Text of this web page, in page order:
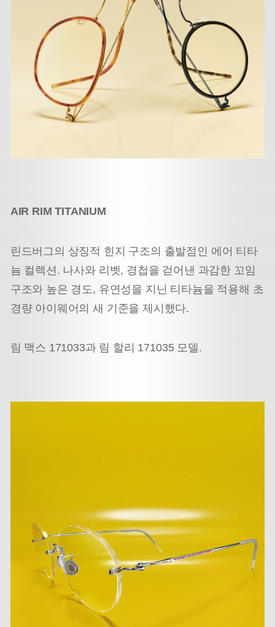
AIR RIM TITANIUM
린드버그의 상징적 힌지 구조의 출발점인 에어 티타
늄 컬렉션. 나사와 리벳, 경첩을 걷어낸 과감한 꼬임
구조와 높은 경도, 유연성을 지닌 티타늄을 적용해 초
경량 아이웨어의 새 기준을 제시했다.
림 맥스 171033과 림 할리 171035 모델.